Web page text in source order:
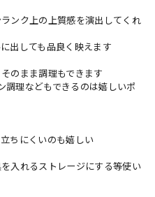
ンク上の上質感を演出してくれ
出しても品良く映えます
のまま調理もできます
調理などもできるのは嬉しいポ
ちにくいのも嬉しい
入れるストレージにする等使い